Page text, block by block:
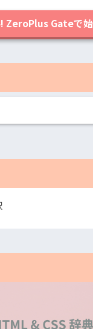
ZeroPlus Gateで